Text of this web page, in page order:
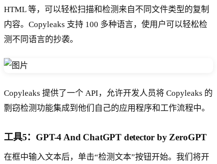
HTML 等，可以轻松扫描和检测来自不同文件类型的复制
内容。Copyleaks 支持 100 多种语言，使用户可以轻松检
测不同语言的抄袭。
Copyleaks 提供了一个 API，允许开发人员将 Copyleaks 的
剽窃检测功能集成到他们自己的应用程序和工作流程中。
工具5：GPT-4 And ChatGPT detector by ZeroGPT
在框中输入文本后，单击“检测文本”按钮开始。我们将开